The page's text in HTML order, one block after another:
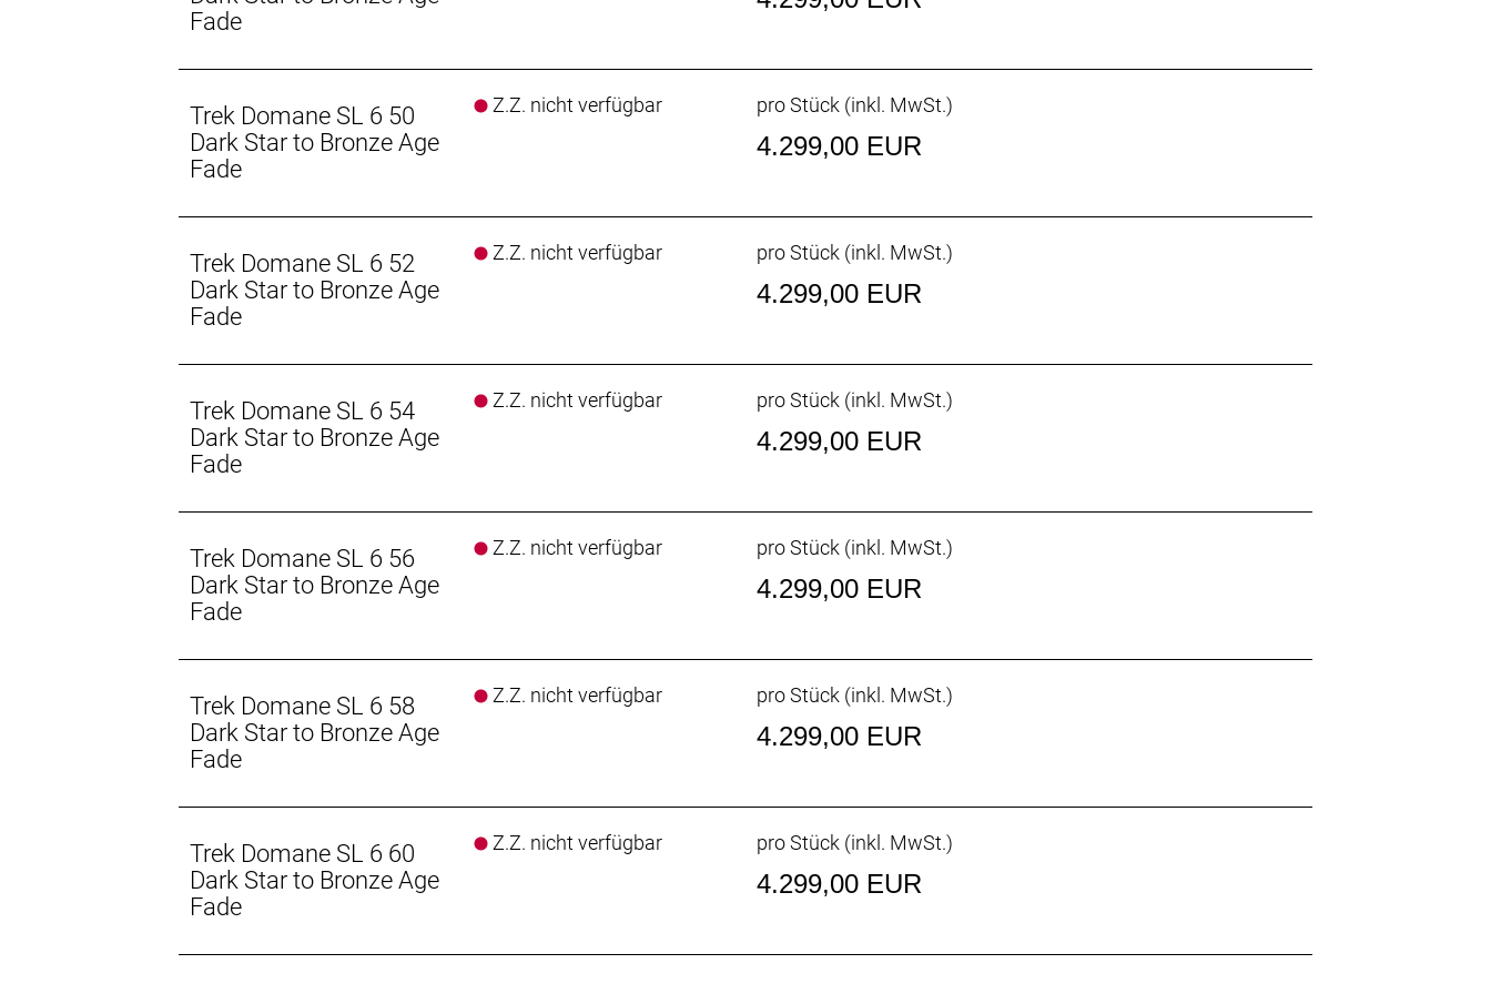
Schalthebel: Shimano 105 R7170 Di2, 12fach // Shimano 105 R7170 Di2, 12fach
160 mm
Max. Bremsscheibendu
Vorderradbremse: Shimano CL700, Center Lock Scheibenaufnahme, 160 mm // Shimano RT70, Center Lock Scheibenaufnahme,
160 mm
Reifen: Bontrager Kwaremont Pro TLR, Tubeless-Ready, faltbarer Wulstkern, Race Dual-Compound, 120 TPI, 700 x 32 mm
Gabel: Domane SL, Carbon, konischer Carbongabelschaft, interne Bremszugführung, Schutzblechösen, Flat Mount-
Scheibenbremsaufnahme, 12 x 100 mm Steckachse
Schaltwerk hinten: Shimano 105 R7150 Di2, 36 Z. an größtem Ritzel
Praxis, T47, mit Gewinde, innen gelagert
Kassette: Shimano 105 7101, 11-34 Z., 12fach
Kette: Shimano SLX M7100, 12fach
Lenker: Bontrager Comp, Aluminium, 31,8 mm Klemmdurchmesser, 80 mm Reach, 121 mm Drop, 36 cm Oberlenkerbreite, 40 cm
Lenkervorbau: Trek RCS Pro, -7 Grad, 70 mm Länge
Fade
Trek Domane SL 6 50
Dark Star to Bronze Age
Fade
Z.Z. nicht verfügbar pro Stück (inkl. MwSt.)
4.299,00 EUR
Trek Domane SL 6 52
Dark Star to Bronze Age
Fade
Z.Z. nicht verfügbar pro Stück (inkl. MwSt.)
4.299,00 EUR
Trek Domane SL 6 54
Dark Star to Bronze Age
Fade
Z.Z. nicht verfügbar pro Stück (inkl. MwSt.)
4.299,00 EUR
Trek Domane SL 6 56
Dark Star to Bronze Age
Fade
Z.Z. nicht verfügbar pro Stück (inkl. MwSt.)
4.299,00 EUR
Trek Domane SL 6 58
Dark Star to Bronze Age
Fade
Z.Z. nicht verfügbar pro Stück (inkl. MwSt.)
4.299,00 EUR
Trek Domane SL 6 60
Dark Star to Bronze Age
Fade
Z.Z. nicht verfügbar pro Stück (inkl. MwSt.)
4.299,00 EUR